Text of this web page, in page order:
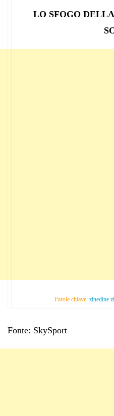
LO SFOGO
Parole chiave: zinedine
Fonte: SkySport